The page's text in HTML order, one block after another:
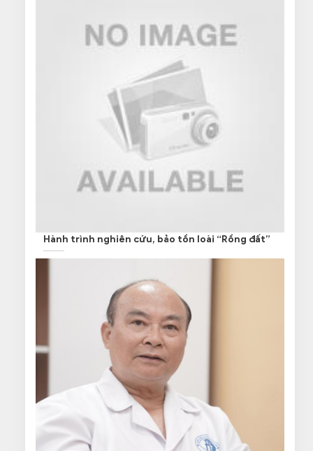
Hành trình nghiên cứu, bảo tồn loài “Rồng đất”